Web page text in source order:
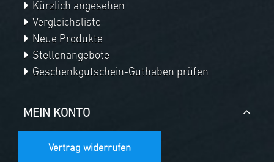
Kürzlich angesehen
Vergleichsliste
Neue Produkte
Stellenangebote
Geschenkgutschein-Guthaben prüfen
MEIN KONTO
Vertrag widerrufen